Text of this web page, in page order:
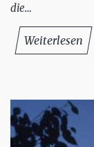
die…
Weiterlesen